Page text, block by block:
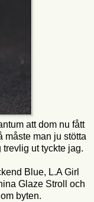
att dom nu fått
måste man ju stötta
ut tyckte jag.
Blue, L.A Girl
Glaze Stroll och
byten.